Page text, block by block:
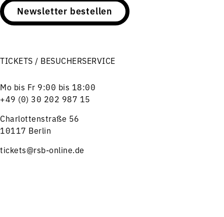
Newsletter bestellen
TICKETS / BESUCHERSERVICE
Mo bis Fr 9:00 bis 18:00
+49 (0) 30 202 987 15
Charlottenstraße 56
10117 Berlin
tickets@rsb-online.de